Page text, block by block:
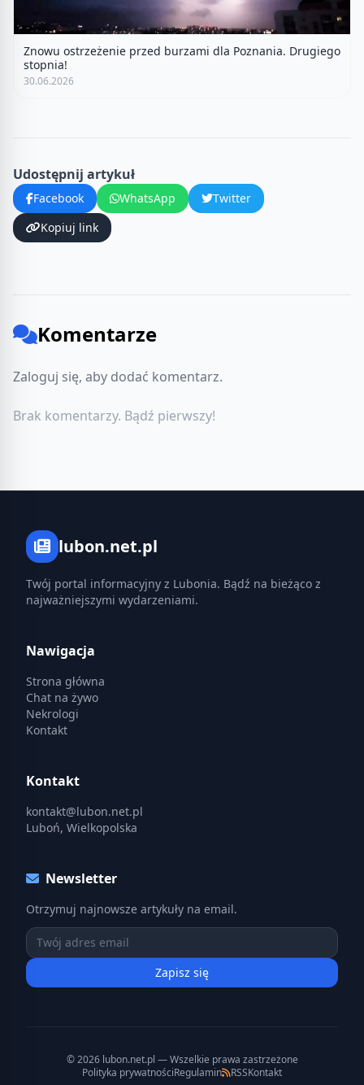
Znowu ostrzeżenie przed burzami dla Poznania. Drugiego
stopnia!
30.06.2026
Udostępnij artykuł
Facebook WhatsApp
Twitter
Kopiuj link
Komentarze
Zaloguj się, aby dodać komentarz.
Brak komentarzy. Bądź pierwszy!
lubon.net.pl
Twój portal informacyjny z Lubonia. Bądź na bieżąco z
najważniejszymi wydarzeniami.
Nawigacja
Strona główna
Chat na żywo
Nekrologi
Kontakt
Kontakt
kontakt@lubon.net.pl
Luboń, Wielkopolska
Newsletter
Otrzymuj najnowsze artykuły na email.
Zapisz się
© 2026 lubon.net.pl — Wszelkie prawa zastrzeżone
Polityka prywatnościRegulamin RSSKontakt